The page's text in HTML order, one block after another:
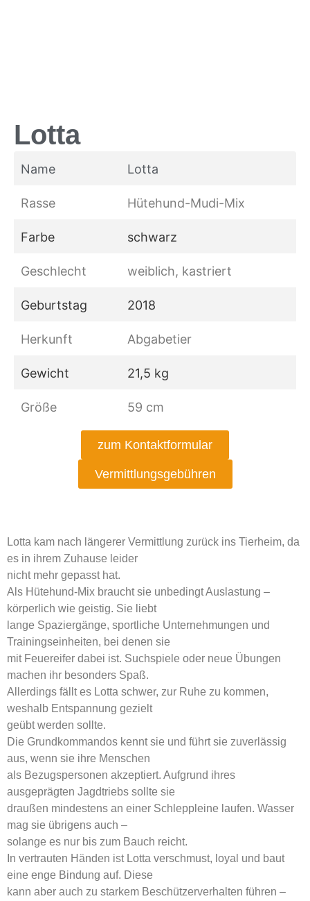
Lotta
Name Lotta
Rasse Hütehund-Mudi-Mix
Farbe schwarz
Geschlecht weiblich, kastriert
Geburtstag 2018
Herkunft Abgabetier
Gewicht 21,5 kg
Größe 59 cm
zum Kontaktformular
Vermittlungsgebühren
Lotta kam nach längerer Vermittlung zurück ins Tierheim, da
es in ihrem Zuhause leider
nicht mehr gepasst hat.
Als Hütehund-Mix braucht sie unbedingt Auslastung –
körperlich wie geistig. Sie liebt
lange Spaziergänge, sportliche Unternehmungen und
Trainingseinheiten, bei denen sie
mit Feuereifer dabei ist. Suchspiele oder neue Übungen
machen ihr besonders Spaß.
Allerdings fällt es Lotta schwer, zur Ruhe zu kommen,
weshalb Entspannung gezielt
geübt werden sollte.
Die Grundkommandos kennt sie und führt sie zuverlässig
aus, wenn sie ihre Menschen
als Bezugspersonen akzeptiert. Aufgrund ihres
ausgeprägten Jagdtriebs sollte sie
draußen mindestens an einer Schleppleine laufen. Wasser
mag sie übrigens auch –
solange es nur bis zum Bauch reicht.
In vertrauten Händen ist Lotta verschmust, loyal und baut
eine enge Bindung auf. Diese
kann aber auch zu starkem Beschützerverhalten führen –